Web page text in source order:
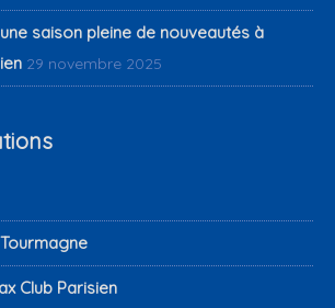
saison pleine de nouveautés à
29 novembre 2025
Club Parisien